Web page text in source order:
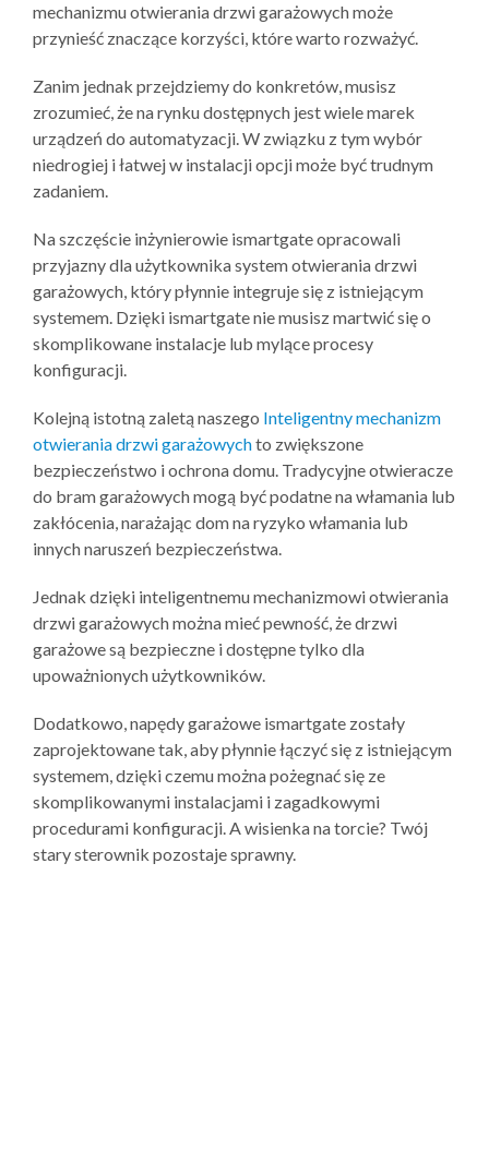
mechanizmu otwierania drzwi garażowych może
przynieść znaczące korzyści, które warto rozważyć.
Zanim jednak przejdziemy do konkretów, musisz
zrozumieć, że na rynku dostępnych jest wiele marek
urządzeń do automatyzacji. W związku z tym wybór
niedrogiej i łatwej w instalacji opcji może być trudnym
zadaniem.
Na szczęście inżynierowie ismartgate opracowali
przyjazny dla użytkownika system otwierania drzwi
garażowych, który płynnie integruje się z istniejącym
systemem. Dzięki ismartgate nie musisz martwić się o
skomplikowane instalacje lub mylące procesy
konfiguracji.
Kolejną istotną zaletą naszego Inteligentny mechanizm
otwierania drzwi garażowychto zwiększone
bezpieczeństwo i ochrona domu. Tradycyjne otwieracze
do bram garażowych mogą być podatne na włamania lub
zakłócenia, narażając dom na ryzyko włamania lub
innych naruszeń bezpieczeństwa.
Jednak dzięki inteligentnemu mechanizmowi otwierania
drzwi garażowych można mieć pewność, że drzwi
garażowe są bezpieczne i dostępne tylko dla
upoważnionych użytkowników.
Dodatkowo, napędy garażowe ismartgate zostały
zaprojektowane tak, aby płynnie łączyć się z istniejącym
systemem, dzięki czemu można pożegnać się ze
skomplikowanymi instalacjami i zagadkowymi
procedurami konfiguracji. A wisienka na torcie? Twój
stary sterownik pozostaje sprawny.